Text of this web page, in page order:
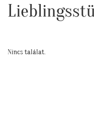
Nincs találat.